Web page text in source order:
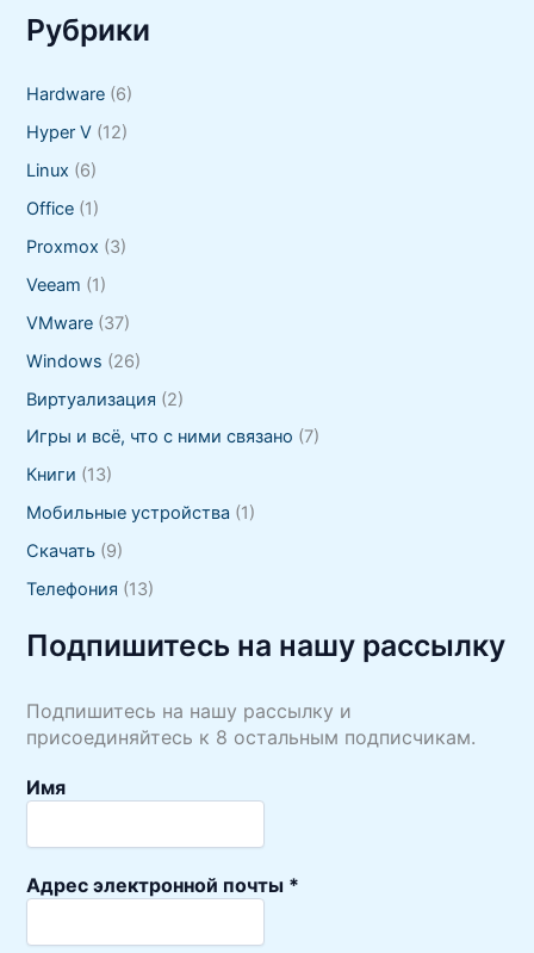
Рубрики
Hardware (6)
Hyper V (12)
Linux (6)
Office (1)
Proxmox (3)
Veeam (1)
VMware (37)
Windows (26)
Виртуализация (2)
Игры и всё, что с ними связано (7)
Книги (13)
Мобильные устройства (1)
Скачать (9)
Телефония (13)
Подпишитесь на нашу рассылку
Подпишитесь на нашу рассылку и
присоединяйтесь к 8 остальным подписчикам.
Имя
Адрес электронной почты *